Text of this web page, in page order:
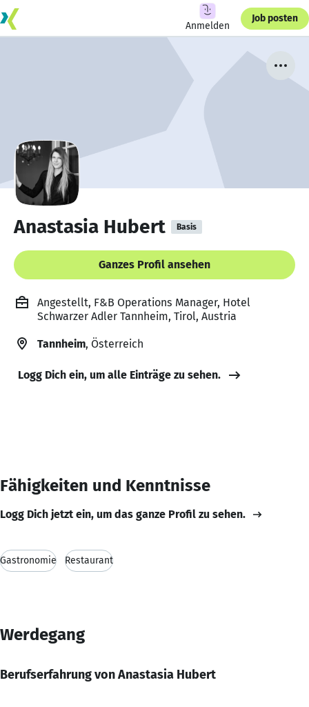
Anmelden
Job posten
Anastasia Hubert Basis
Ganzes Profil ansehen
Angestellt, F&B Operations Manager, Hotel
Schwarzer Adler Tannheim, Tirol, Austria
Tannheim, Österreich
Logg Dich ein, um alle Einträge zu sehen.
Fähigkeiten und Kenntnisse
Logg Dich jetzt ein, um das ganze Profil zu sehen.
Gastronomie Restaurant
Werdegang
Berufserfahrung von Anastasia Hubert